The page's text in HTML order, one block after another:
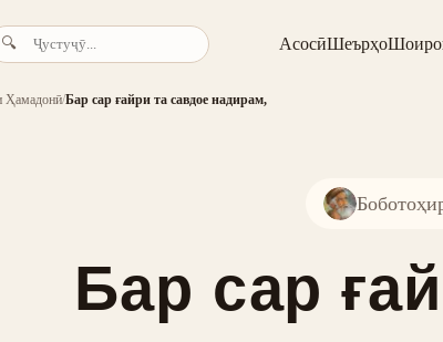
🔍 АсосӣШеърҳо
Ҳамадонӣ/Бар сар ғайри та савдое надирам,
Бар сар